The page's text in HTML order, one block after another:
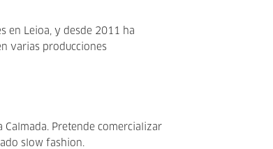
en Leioa, y desde 2011 ha
varias producciones
Calmada. Pretende comercializar
slow fashion.